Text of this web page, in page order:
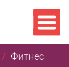
Фитнес